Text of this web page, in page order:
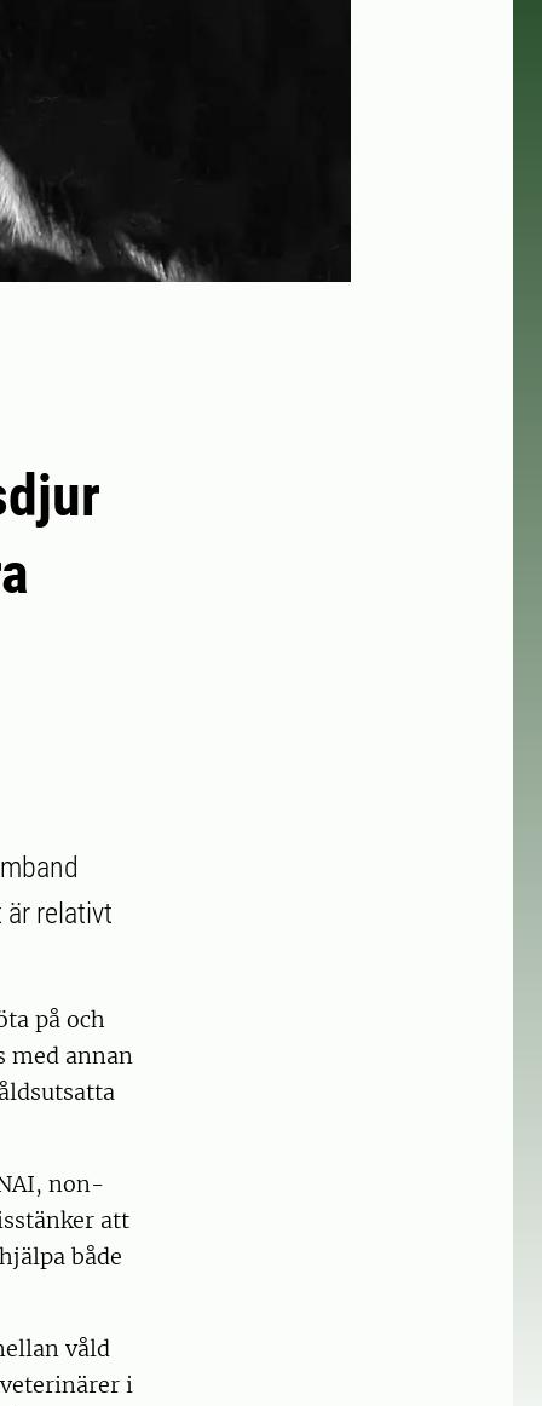
är relativt
på och
med annan
non-
att
både
våld
i